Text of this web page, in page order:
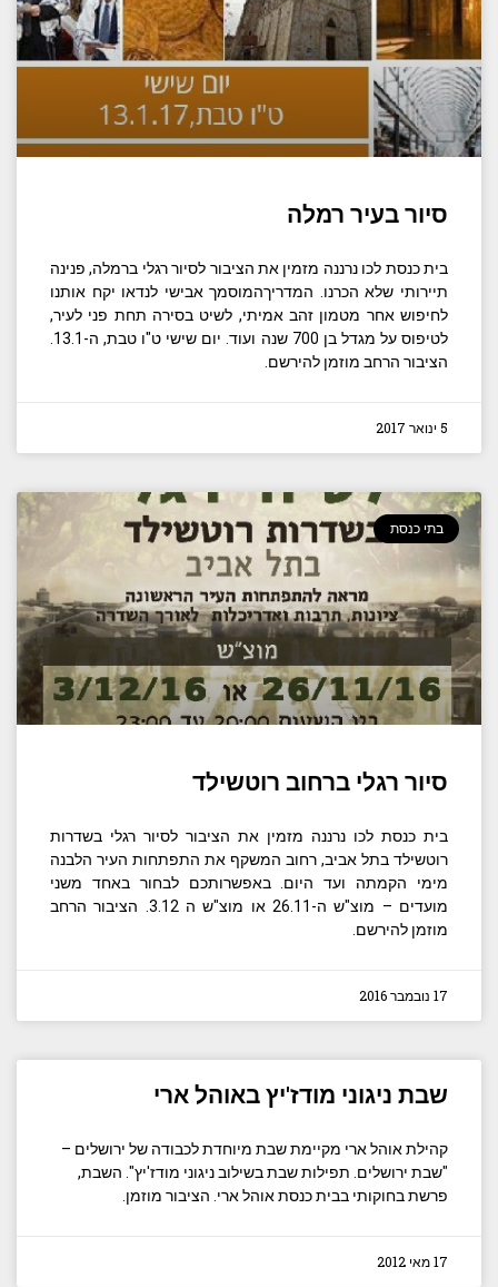
סיור בעיר רמלה
בית כנסת לכו נרננה מזמין את הציבור לסיור רגלי ברמלה, פנינה
תיירותי שלא הכרנו. המדריךהמוסמך אבישי לנדאו יקח אותנו
לחיפוש אחר מטמון זהב אמיתי, לשיט בסירה תחת פני לעיר,
הציבור הרחב מוזמן להירשם.
5 ינואר 2017
בתי כנסת
סיור רגלי ברחוב רוטשילד
בית כנסת לכו נרננה מזמין את הציבור לסיור רגלי בשדרות
רוטשילד בתל אביב, רחוב המשקף את התפתחות העיר הלבנה
מימי הקמתה ועד היום. באפשרותכם לבחור באחד משני
מועדים – מוצ"ש ה-26.11 או מוצ"ש ה 3.12. הציבור הרחב
מוזמן להירשם.
17 נובמבר 2016
שבת ניגוני מודז'יץ באוהל ארי
קהילת אוהל ארי מקיימת שבת מיוחדת לכבודה של ירושלים –
"שבת ירושלים. תפילות שבת בשילוב ניגוני מודז'יץ". השבת,
פרשת בחוקותי בבית כנסת אוהל ארי. הציבור מוזמן.
17 מאי 2012